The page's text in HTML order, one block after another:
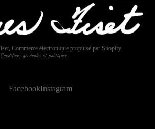
, Commerce électronique propulsé par Shopify
Conditions générales et politiques
FacebookInstagram